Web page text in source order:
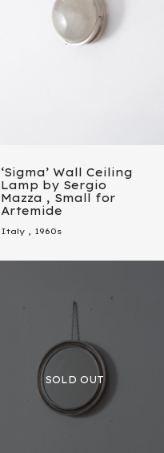
‘Sigma’ Wall Ceiling
Lamp by Sergio
Mazza , Small for
Artemide
Italy , 1960s